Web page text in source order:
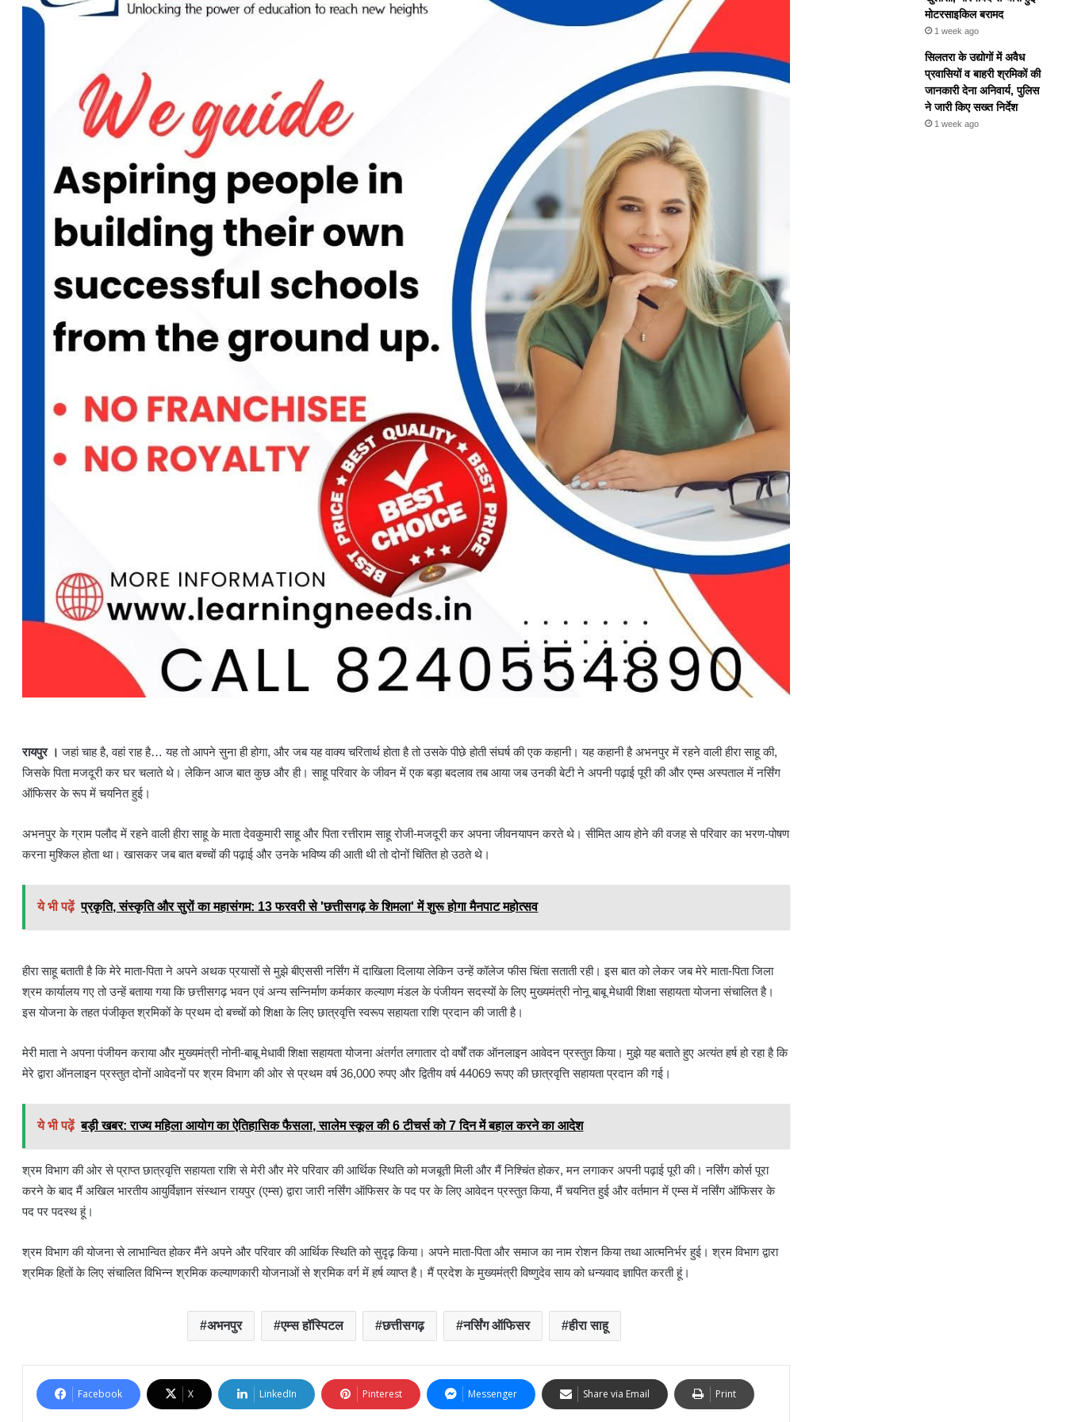
रायपुर । जहां चाह है, वहां राह है… यह तो आपने सुना ही होगा, और जब यह वाक्य चरितार्थ होता है तो उसके पीछे होती संघर्ष की एक कहानी। यह कहानी है अभनपुर में रहने वाली हीरा साहू की,
जिसके पिता मजदूरी कर घर चलाते थे। लेकिन आज बात कुछ और ही। साहू परिवार के जीवन में एक बड़ा बदलाव तब आया जब उनकी बेटी ने अपनी पढ़ाई पूरी की और एम्स अस्पताल में नर्सिंग
ऑफिसर के रूप में चयनित हुई।
अभनपुर के ग्राम पलौद में रहने वाली हीरा साहू के माता देवकुमारी साहू और पिता रत्तीराम साहू रोजी-मजदूरी कर अपना जीवनयापन करते थे। सीमित आय होने की वजह से परिवार का भरण-पोषण
करना मुश्किल होता था। खासकर जब बात बच्चों की पढ़ाई और उनके भविष्य की आती थी तो दोनों चिंतित हो उठते थे।
ये भी पढ़ें प्रकृति, संस्कृति और सुरों का महासंगम: 13 फरवरी से 'छत्तीसगढ़ के शिमला' में शुरू होगा मैनपाट महोत्सव
हीरा साहू बताती है कि मेरे माता-पिता ने अपने अथक प्रयासों से मुझे बीएससी नर्सिंग में दाखिला दिलाया लेकिन उन्हें कॉलेज फीस चिंता सताती रही। इस बात को लेकर जब मेरे माता-पिता जिला
श्रम कार्यालय गए तो उन्हें बताया गया कि छत्तीसगढ़ भवन एवं अन्य सन्निर्माण कर्मकार कल्याण मंडल के पंजीयन सदस्यों के लिए मुख्यमंत्री नोनू बाबू मेधावी शिक्षा सहायता योजना संचालित है।
इस योजना के तहत पंजीकृत श्रमिकों के प्रथम दो बच्चों को शिक्षा के लिए छात्रवृत्ति स्वरूप सहायता राशि प्रदान की जाती है।
मेरी माता ने अपना पंजीयन कराया और मुख्यमंत्री नोनी-बाबू मेधावी शिक्षा सहायता योजना अंतर्गत लगातार दो वर्षों तक ऑनलाइन आवेदन प्रस्तुत किया। मुझे यह बताते हुए अत्यंत हर्ष हो रहा है कि
मेरे द्वारा ऑनलाइन प्रस्तुत दोनों आवेदनों पर श्रम विभाग की ओर से प्रथम वर्ष 36,000 रुपए और द्वितीय वर्ष 44069 रूपए की छात्रवृत्ति सहायता प्रदान की गई।
ये भी पढ़ें बड़ी खबर: राज्य महिला आयोग का ऐतिहासिक फैसला, सालेम स्कूल की 6 टीचर्स को 7 दिन में बहाल करने का आदेश
श्रम विभाग की ओर से प्राप्त छात्रवृत्ति सहायता राशि से मेरी और मेरे परिवार की आर्थिक स्थिति को मजबूती मिली और मैं निश्चिंत होकर, मन लगाकर अपनी पढ़ाई पूरी की। नर्सिंग कोर्स पूरा
करने के बाद मैं अखिल भारतीय आयुर्विज्ञान संस्थान रायपुर (एम्स) द्वारा जारी नर्सिंग ऑफिसर के पद पर के लिए आवेदन प्रस्तुत किया, मैं चयनित हुई और वर्तमान में एम्स में नर्सिंग ऑफिसर के
पद पर पदस्थ हूं।
श्रम विभाग की योजना से लाभान्वित होकर मैंने अपने और परिवार की आर्थिक स्थिति को सुदृढ़ किया। अपने माता-पिता और समाज का नाम रोशन किया तथा आत्मनिर्भर हुई। श्रम विभाग द्वारा
श्रमिक हितों के लिए संचालित विभिन्न श्रमिक कल्याणकारी योजनाओं से श्रमिक वर्ग में हर्ष व्याप्त है। मैं प्रदेश के मुख्यमंत्री विष्णुदेव साय को धन्यवाद ज्ञापित करती हूं।
अभनपुर एम्स हॉस्पिटल छत्तीसगढ़ नर्सिंग ऑफिसर हीरा साहू
Facebook X LinkedIn Pinterest Messenger Share via Email Print
मोटरसाइकिल बरामद
1 week ago
सिलतरा के उद्योगों में अवैध
प्रवासियों व बाहरी श्रमिकों की
जानकारी देना अनिवार्य, पुलिस
ने जारी किए सख्त निर्देश
1 week ago